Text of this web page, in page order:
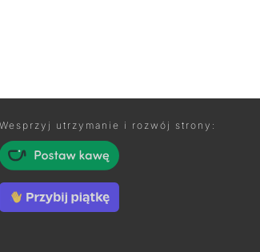
Wesprzyj utrzymanie i rozwój strony: